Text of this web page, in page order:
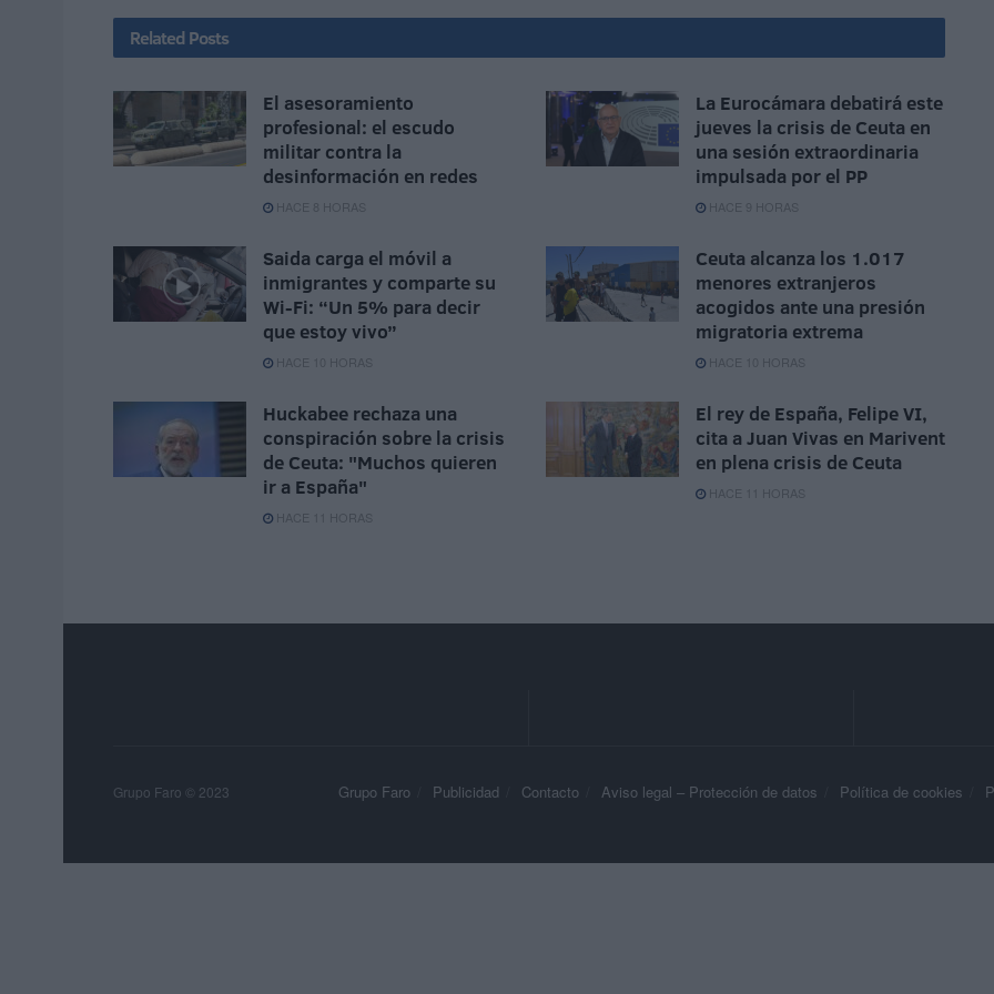
Related Posts
El asesoramiento
profesional: el escudo
militar contra la
desinformación en redes
HACE 8 HORAS
La Eurocámara debatirá este
jueves la crisis de Ceuta en
una sesión extraordinaria
impulsada por el PP
HACE 9 HORAS
Saida carga el móvil a
inmigrantes y comparte su
Wi-Fi: “Un 5% para decir
que estoy vivo”
HACE 10 HORAS
Ceuta alcanza los 1.017
menores extranjeros
acogidos ante una presión
migratoria extrema
HACE 10 HORAS
Huckabee rechaza una
conspiración sobre la crisis
de Ceuta: "Muchos quieren
ir a España"
HACE 11 HORAS
El rey de España, Felipe VI,
cita a Juan Vivas en Marivent
en plena crisis de Ceuta
HACE 11 HORAS
Grupo Faro Publicidad Contacto Aviso legal – Protección de datos Política de cookies
Grupo Faro © 2023